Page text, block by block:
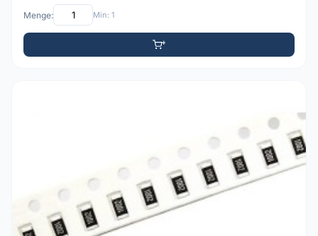
Menge: Min: 1